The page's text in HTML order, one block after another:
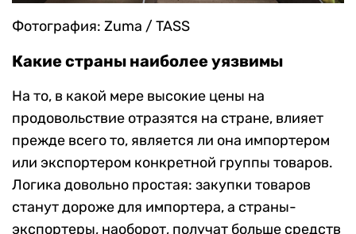
Фотография: Zuma / TASS
Какие страны наиболее уязвимы
На то, в какой мере высокие цены на
продовольствие отразятся на стране, влияет
прежде всего то, является ли она импортером
или экспортером конкретной группы товаров.
Логика довольно простая: закупки товаров
станут дороже для импортера, а страны-
экспортеры, наоборот, получат больше средств